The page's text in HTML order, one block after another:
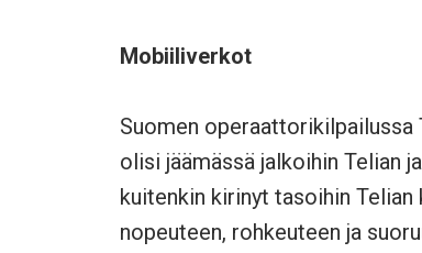
Mobiiliverkot
Suomen operaattorikilpailussa
olisi jäämässä jalkoihin Telian
kuitenkin kirinyt tasoihin Telian
nopeuteen, rohkeuteen ja